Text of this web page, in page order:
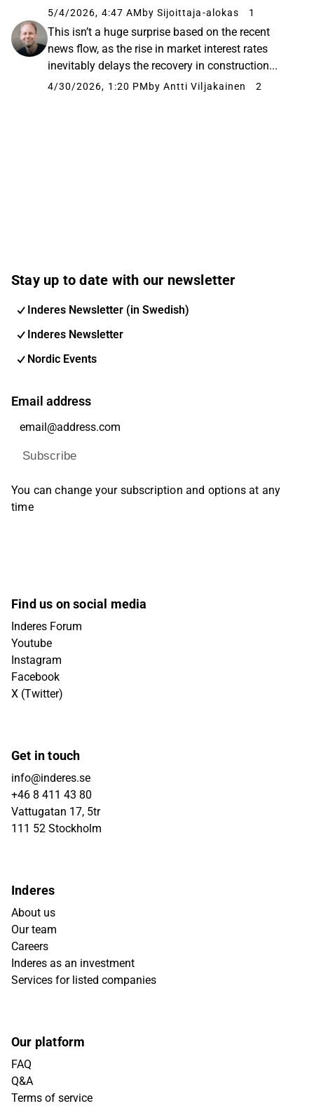
5/4/2026, 4:47 AMby Sijoittaja-alokas 1
This isn’t a huge surprise based on the recent
news flow, as the rise in market interest rates
inevitably delays the recovery in construction...
4/30/2026, 1:20 PM by Antti Viljakainen 2
Stay up to date with our newsletter
Inderes Newsletter (in Swedish)
Inderes Newsletter
Nordic Events
Email address
Subscribe
You can change your subscription and options at any
time
Find us on social media
Inderes Forum
Youtube
Instagram
Facebook
X (Twitter)
Get in touch
info@inderes.se
+46 8 411 43 80
Vattugatan 17, 5tr
111 52 Stockholm
Inderes
About us
Our team
Careers
Inderes as an investment
Services for listed companies
Our platform
FAQ
Q&A
Terms of service